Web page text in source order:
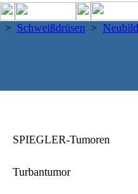
> Schweißdrüsen >
SPIEGLER-Tumoren
Turbantumor